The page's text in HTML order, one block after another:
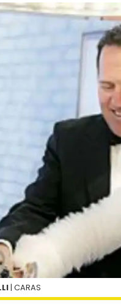
| CARAS